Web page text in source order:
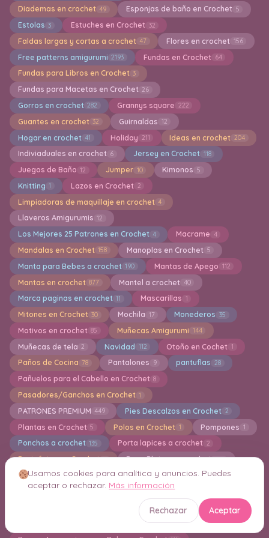
Diademas en crochet 49 Esponjas de baño en Crochet 5
Estolas 3 Estuches en Crochet 32
Faldas largas y cortas a crochet 47 Flores en crochet 156
Free patterns amigurumi 2193 Fundas en Crochet 64
Fundas para Libros en Crochet 3
Fundas para Macetas en Crochet 26
Gorros en crochet 282 Grannys square 222
Guantes en crochet 32 Guirnaldas 12
Hogar en crochet 41 Holiday 211 Ideas en crochet 204
Indiviaduales en crochet 6 Jersey en Crochet 118
Juegos de Baño 12 Jumper 10 Kimonos 5
Knitting 1 Lazos en Crochet 2
Limpiadoras de maquillaje en crochet 4
Llaveros Amigurumis 12
Los Mejores 25 Patrones en Crochet 4 Macrame 4
Mandalas en Crochet 158 Manoplas en Crochet 5
Manta para Bebes a crochet 190 Mantas de Apego 112
Mantas en crochet 877 Mantel a crochet 40
Marca paginas en crochet 11 Mascarillas 1
Mitones en Crochet 30 Mochila 17 Monederos 35
Motivos en crochet 85 Muñecas Amigurumi 144
Muñecas de tela 2 Navidad 112 Otoño en Cochet 1
Paños de Cocina 78 Pantalones 9 pantuflas 28
Pañuelos para el Cabello en Crochet 8
Pasadores/Ganchos en Crochet 1
PATRONES PREMIUM 449 Pies Descalzos en Crochet 2
Plantas en Crochet 5 Polos en Crochet 1 Pompones 1
Ponchos a crochet 135 Porta lapices a crochet 2
Portafotos en Crochet 2 Posa Platos en crochet 105
Posa Tazas a Crochet 132 Puffs en Crochet 5
PUNCH Puntillas de Ganchillo 16
Puntos en Crochet 125
Riñoneras en Crochet 12
Usamos cookies para analítica y anuncios. Puedes
aceptar o rechazar. Más información
Rechazar Aceptar